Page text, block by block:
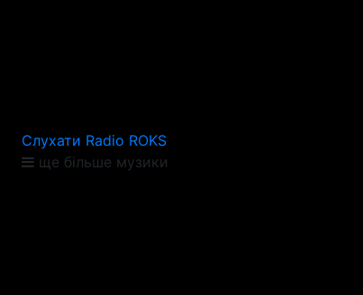
Слухати Radio ROKS
ще більше музики